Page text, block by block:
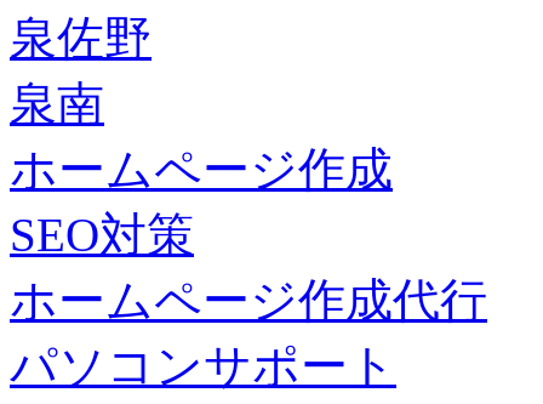
泉佐野
泉南
ホームページ作成
SEO対策
ホームページ作成代行
パソコンサポート